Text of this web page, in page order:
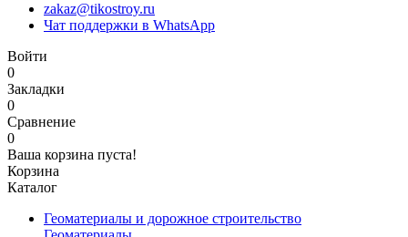
zakaz@tikostroy.ru
Чат поддержки в WhatsApp
Войти
0
Закладки
0
Сравнение
0
Ваша корзина пуста!
Корзина
Каталог
Геоматериалы и дорожное строительство